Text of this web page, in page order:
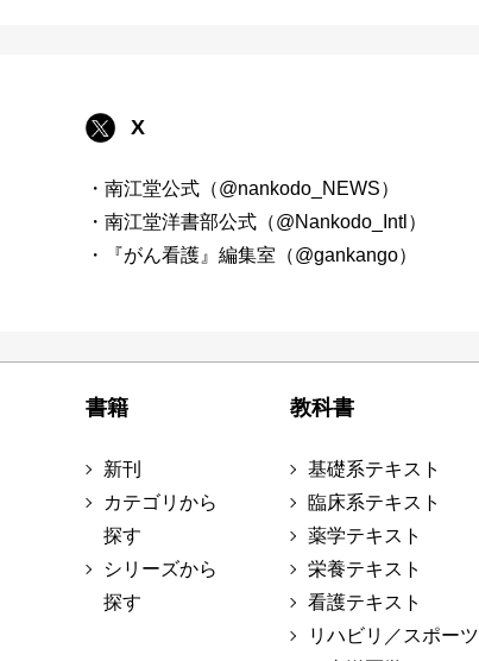
X
・南江堂公式（@nankodo_NEWS）
・南江堂洋書部公式（@Nankodo_Intl）
・『がん看護』編集室（@gankango）
書籍
新刊
カテゴリから
探す
シリーズから
探す
教科書
基礎系テキスト
臨床系テキスト
薬学テキスト
栄養テキスト
看護テキスト
リハビリ／スポーツ